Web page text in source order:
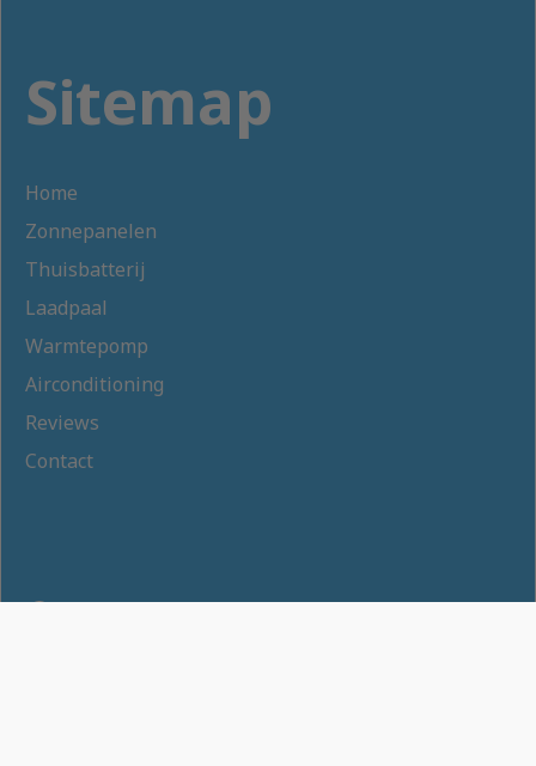
Sitemap
Home
Zonnepanelen
Thuisbatterij
Laadpaal
Warmtepomp
Airconditioning
Reviews
Contact